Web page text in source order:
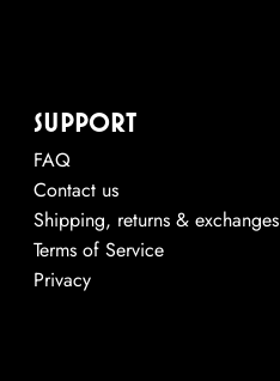
SUPPORT
FAQ
Contact us
Shipping, returns & exchanges
Terms of Service
Privacy